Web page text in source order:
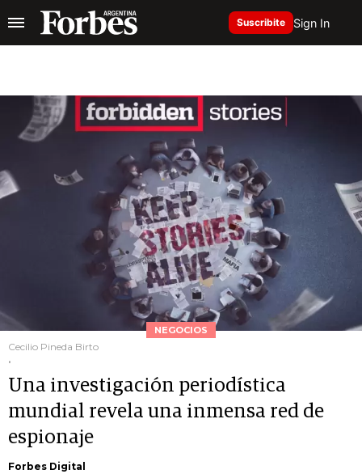
Suscribite Sign In
NEGOCIOS
Cecilio Pineda Birto
.
Una investigación periodística
mundial revela una inmensa red de
espionaje
Forbes Digital